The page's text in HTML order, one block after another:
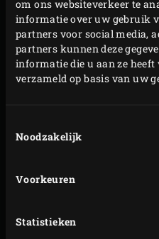
om ons websiteverkeer te
informatie over uw gebruik
partners voor social media,
partners kunnen deze
informatie die u aan ze heeft
verzameld op basis van uw
Noodzakelijk
Voorkeuren
Statistieken
van onze handige
Grid Scrubber(om
roosters schoon te
Dual Brush Grid
Bij elke nieuwe kooksessie
achtergebleven bacteriën
Tussendoor schoonbranden